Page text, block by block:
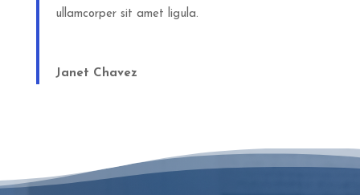
ullamcorper sit amet ligula.
Janet Chavez